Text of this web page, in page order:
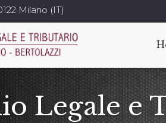
Milano (IT)
Legale